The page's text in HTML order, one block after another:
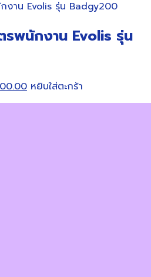
พนักงาน Evolis รุ่น
Current
price
หยิบใส่ตะกร้า